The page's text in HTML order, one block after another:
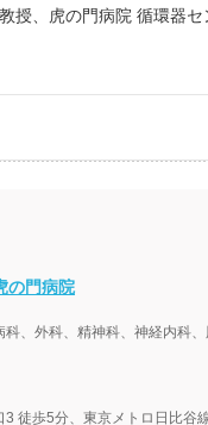
授、虎の門病院 循環器
の門病院
、外科、精神科、神経内科
徒歩5分、東京メトロ日比谷